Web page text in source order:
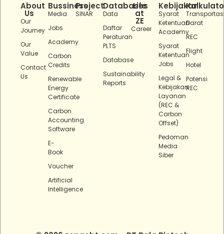
About
Us
Our
Journey
Our
Value
Contact
Us
Bussiness
Media
Jobs
Academy
Carbon
Credits
Renewable
Energy
Certificate
Carbon
Accounting
Software
E-
Book
Voucher
Artificial
Intelligence
Project
SINAR
Databases
Data
Daftar
Peraturan
PLTS
Database
Sustainability
Reports
Life
at
ZE
Career
Kebijakan
Syarat
Ketentuan
Academy
Syarat
Ketentuan
Jobs
Legal &
Kebijakan
Layanan
(REC &
Carbon
Offset)
Pedoman
Media
Siber
Darat
REC
Flight
Hotel
Potensi
REC